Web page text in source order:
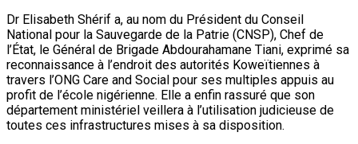
Dr Elisabeth Shérif a, au nom du Président du Conseil
National pour la Sauvegarde de la Patrie (CNSP), Chef de
l’État, le Général de Brigade Abdourahamane Tiani, exprimé sa
reconnaissance à l’endroit des autorités Koweïtiennes à
travers l’ONG Care and Social pour ses multiples appuis au
profit de l’école nigérienne. Elle a enfin rassuré que son
département ministériel veillera à l’utilisation judicieuse de
toutes ces infrastructures mises à sa disposition.